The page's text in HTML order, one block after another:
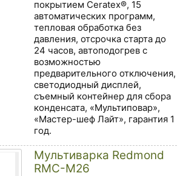
покрытием Ceratex®, 15
автоматических программ,
тепловая обработка без
давления, отсрочка старта до
24 часов, автоподогрев с
возможностью
предварительного отключения,
светодиодный дисплей,
съемный контейнер для сбора
конденсата, «Мультиповар»,
«Мастер-шеф Лайт», гарантия 1
год.
Мультиварка Redmond
RMC-M26